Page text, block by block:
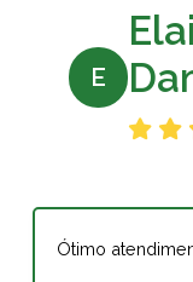
E
Ótimo